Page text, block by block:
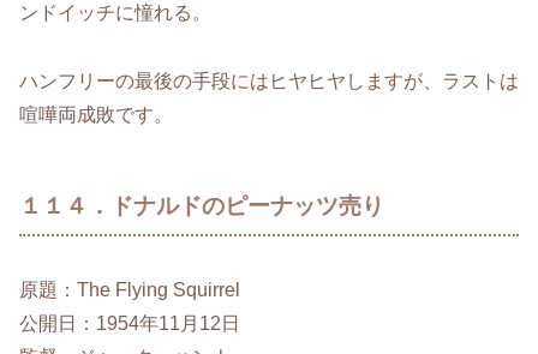
ンドイッチに憧れる。
ハンフリーの最後の手段にはヒヤヒヤしますが、ラストは
喧嘩両成敗です。
１１４．ドナルドのピーナッツ売り
原題：The Flying Squirrel
公開日：1954年11月12日